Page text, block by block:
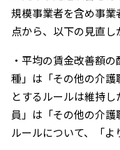
規模事業者を含め事
点から、以下の見直し
・平均の賃金改善額
種」は「その他の介護
とするルールは維持
員」は「その他の介
ルールについて、「よ